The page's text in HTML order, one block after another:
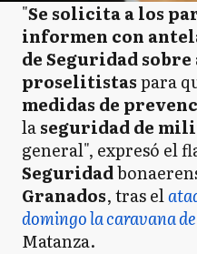
"Se solicita a los
informen con
de Seguridad
proselitistaspara
medidas de
laseguridad de
general", expresó el
Seguridad
Granados, tras el
domingo la caravana
Matanza.